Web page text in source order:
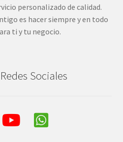
personalizado de calidad.
es hacer siempre y en todo
ti y tu negocio.
Sociales